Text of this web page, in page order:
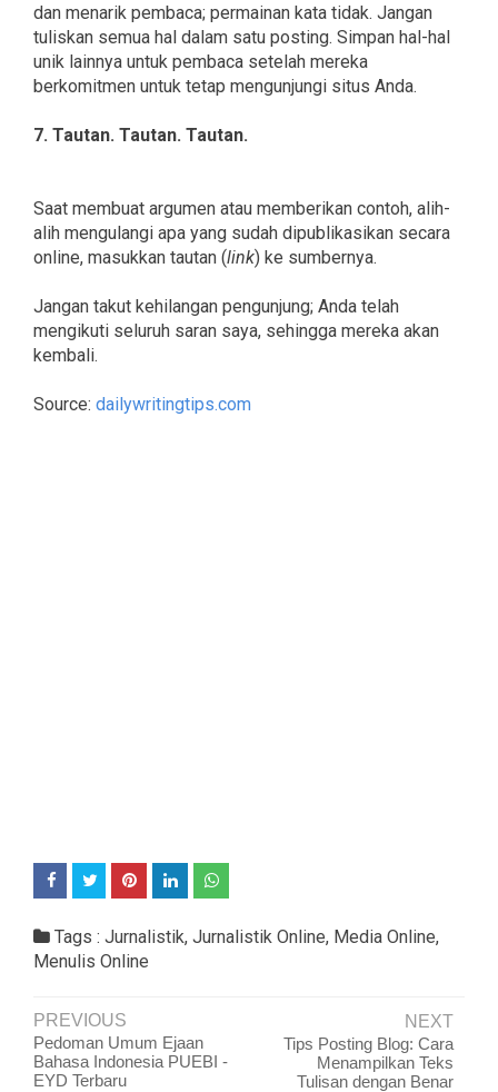
dan menarik pembaca; permainan kata tidak. Jangan
tuliskan semua hal dalam satu posting. Simpan hal-hal
unik lainnya untuk pembaca setelah mereka
berkomitmen untuk tetap mengunjungi situs Anda.
7. Tautan. Tautan. Tautan.
Saat membuat argumen atau memberikan contoh, alih-
alih mengulangi apa yang sudah dipublikasikan secara
online, masukkan tautan (link) ke sumbernya.
Jangan takut kehilangan pengunjung; Anda telah
mengikuti seluruh saran saya, sehingga mereka akan
kembali.
Source: dailywritingtips.com
Tags : Jurnalistik, Jurnalistik Online, Media Online,
Menulis Online
PREVIOUS
Pedoman Umum Ejaan
Bahasa Indonesia PUEBI -
EYD Terbaru
NEXT
Tips Posting Blog: Cara
Menampilkan Teks
Tulisan dengan Benar